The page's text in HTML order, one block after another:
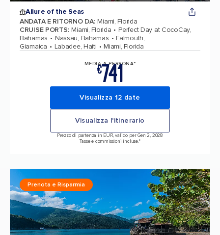
Allure of the Seas
ANDATA E RITORNO DA: Miami, Florida
CRUISE PORTS: Miami, Florida
Perfect Day at CocoCay,
Bahamas
Nassau, Bahamas
Falmouth,
Giamaica
Labadee, Haiti Miami, Florida
MEDIA A PERSONA*
€741
Visualizza 12 date
Visualizza l'itinerario
Prezzo di partenza in EUR, valido per Gen 2, 2028
Tasse e commissioni incluse.*
Prenota e Risparmia